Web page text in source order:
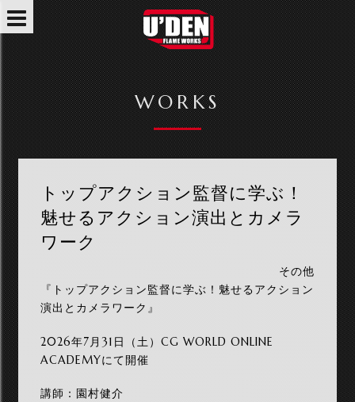
WORKS
トップアクション監督に学ぶ！
魅せるアクション演出とカメラ
ワーク
その他
『トップアクション監督に学ぶ！魅せるアクション
演出とカメラワーク』
2026年7月31日（土）CG WORLD ONLINE
ACADEMYにて開催
講師：園村健介